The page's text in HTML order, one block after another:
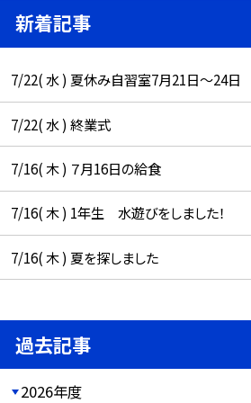
新着記事
7/22( 水 ) 夏休み自習室7月21日〜24日
7/22( 水 ) 終業式
7/16( 木 ) ７月16日の給食
7/16( 木 ) 1年生 水遊びをしました！
7/16( 木 ) 夏を探しました
過去記事
2026年度